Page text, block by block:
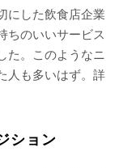
にした飲食店企業
ちのいいサービス
た。このようなニ
人も多いはず。詳
ション